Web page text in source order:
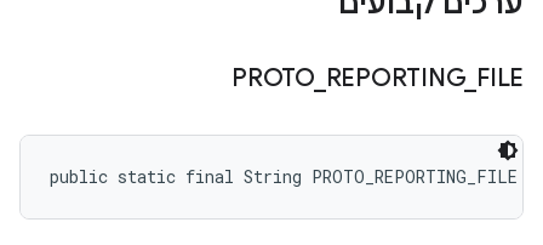
PROTO_ REPORTING_ FILE
public static final String PROTO_REPORTING_FILE